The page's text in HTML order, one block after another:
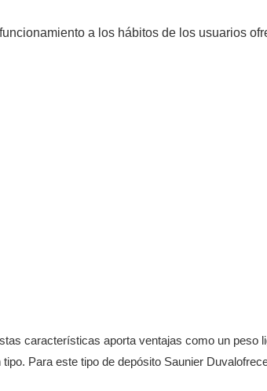
a los hábitos de los usuarios
características aporta ventajas como un peso
tipo. Para este tipo de depósito Saunier Duval